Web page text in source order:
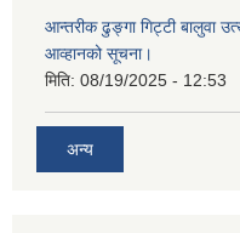
आन्तरीक ढुङ्गा गिट्टी बालुवा
आव्हानको सूचना।
मिति: 08/19/2025 - 12:53
अन्य